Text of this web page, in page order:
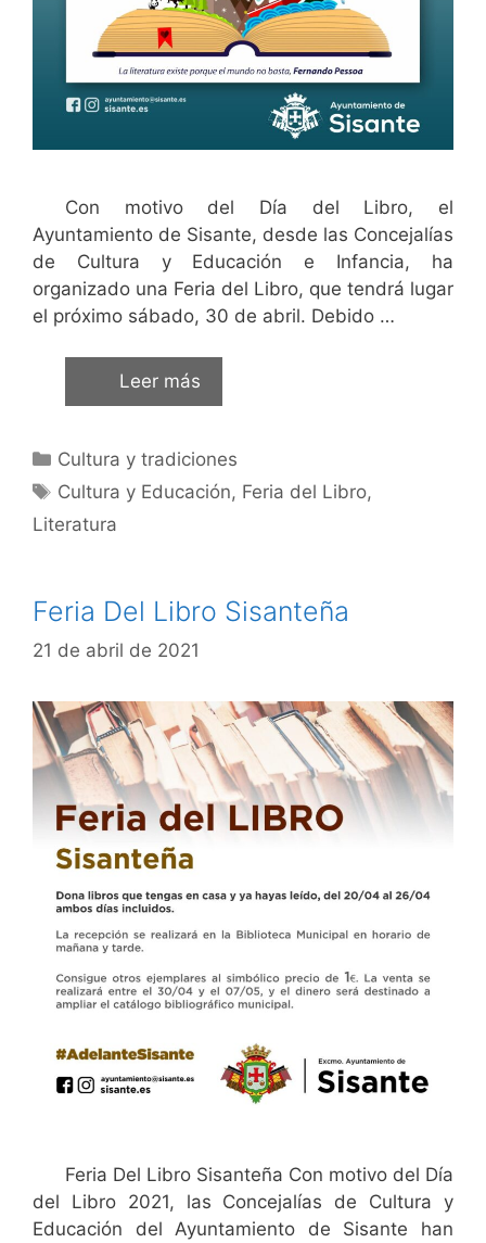
Con motivo del Día del Libro, el
Ayuntamiento de Sisante, desde las Concejalías
de Cultura y Educación e Infancia, ha
organizado una Feria del Libro, que tendrá lugar
el próximo sábado, 30 de abril. Debido …
Leer más
Cultura y tradiciones
Cultura y Educación, Feria del Libro,
Literatura
Feria Del Libro Sisanteña
21 de abril de 2021
Feria Del Libro Sisanteña Con motivo del Día
del Libro 2021, las Concejalías de Cultura y
Educación del Ayuntamiento de Sisante han